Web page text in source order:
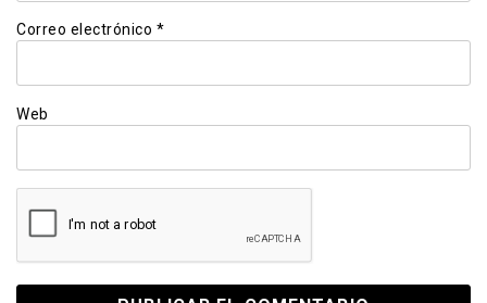
Correo electrónico *
Web